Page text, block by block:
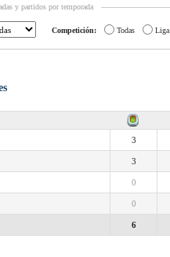
y partidos por temporada
Competición: Todas Liga
3
3
0
0
6